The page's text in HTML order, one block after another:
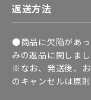
返送方法
●商品に欠陥があ
みの返品に関しま
※なお、発送後、
のキャンセルは原